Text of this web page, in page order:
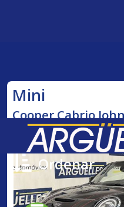
Ordenar
Mini
Cooper Cabrio